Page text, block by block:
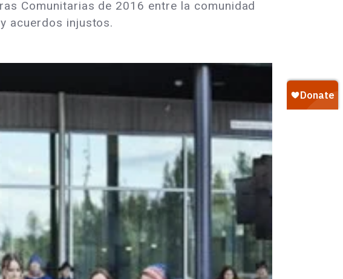
Comunitarias de 2016 entre la comunidad
acuerdos injustos.